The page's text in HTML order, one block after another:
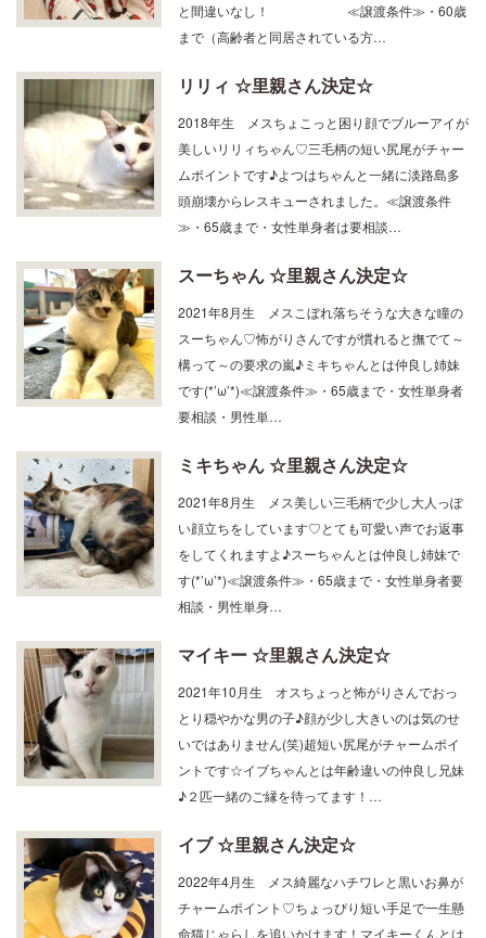
と間違いなし！ ≪譲渡条件≫・60歳
まで（高齢者と同居されている方…
リリィ ☆里親さん決定☆
2018年生 メスちょこっと困り顔でブルーアイが
美しいリリィちゃん♡三毛柄の短い尻尾がチャー
ムポイントです♪よつはちゃんと一緒に淡路島多
頭崩壊からレスキューされました。≪譲渡条件
≫・65歳まで・女性単身者は要相談…
スーちゃん ☆里親さん決定☆
2021年8月生 メスこぼれ落ちそうな大きな瞳の
スーちゃん♡怖がりさんですが慣れると撫でて～
構って～の要求の嵐♪ミキちゃんとは仲良し姉妹
です(*’ω’*)≪譲渡条件≫・65歳まで・女性単身者
要相談・男性単…
ミキちゃん ☆里親さん決定☆
2021年8月生 メス美しい三毛柄で少し大人っぽ
い顔立ちをしています♡とても可愛い声でお返事
をしてくれますよ♪スーちゃんとは仲良し姉妹で
す(*’ω’*)≪譲渡条件≫・65歳まで・女性単身者要
相談・男性単身…
マイキー ☆里親さん決定☆
2021年10月生 オスちょっと怖がりさんでおっ
とり穏やかな男の子♪顔が少し大きいのは気のせ
いではありません(笑)超短い尻尾がチャームポイ
ントです☆イブちゃんとは年齢違いの仲良し兄妹
♪２匹一緒のご縁を待ってます！…
イブ ☆里親さん決定☆
2022年4月生 メス綺麗なハチワレと黒いお鼻が
チャームポイント♡ちょっぴり短い手足で一生懸